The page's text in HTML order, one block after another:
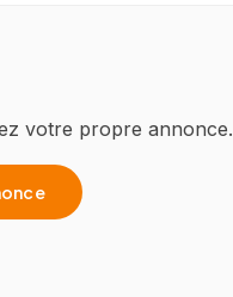
votre propre annonce.